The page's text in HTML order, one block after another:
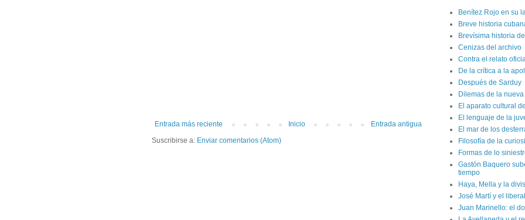
Entrada más reciente Entrada antigua
Inicio
Suscribirse a: Enviar comentarios (Atom)
Benítez Rojo en su
Breve historia
Brevísima historia
Cenizas del archivo
Contra el relato
De la crítica a la
Después de Sarduy
Dilemas de la
El aparato cultural
El lenguaje de la
El mar de los
Filosofía de la
Formas de lo
Gastón Baquero
tiempo
Haya, Mella y la
José Martí y el
Juan Marinello: el